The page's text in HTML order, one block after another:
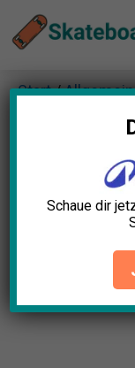
Inhalt
Start/Allgemein
Schaue dir